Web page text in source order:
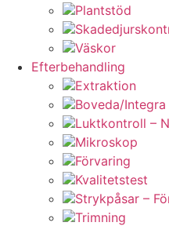
Plantstöd
Väskor
Efterbehandling
Extraktion
Boveda/Integra
Luktkontroll –
Mikroskop
Förvaring
Kvalitetstest
Strykpåsar –
Trimning